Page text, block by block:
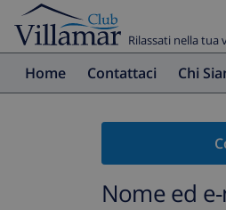
Rilassati nella tua
Home Contattaci Chi
Nome ed